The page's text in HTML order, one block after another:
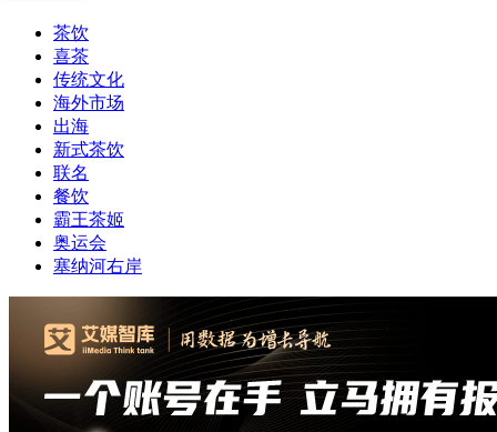
茶饮
喜茶
传统文化
海外市场
出海
新式茶饮
联名
餐饮
霸王茶姬
奥运会
塞纳河右岸